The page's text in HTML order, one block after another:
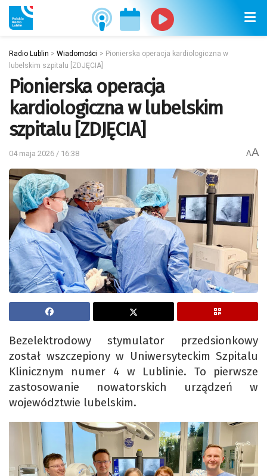
Radio Lublin > Wiadomości > Pionierska operacja kardiologiczna w
lubelskim szpitalu [ZDJĘCIA]
Pionierska operacja
kardiologiczna w lubelskim
szpitalu [ZDJĘCIA]
04 maja 2026 / 16:38 AA
Bezelektrodowy stymulator przedsionkowy
został wszczepiony w Uniwersyteckim Szpitalu
Klinicznym numer 4 w Lublinie. To pierwsze
zastosowanie nowatorskich urządzeń w
województwie lubelskim.